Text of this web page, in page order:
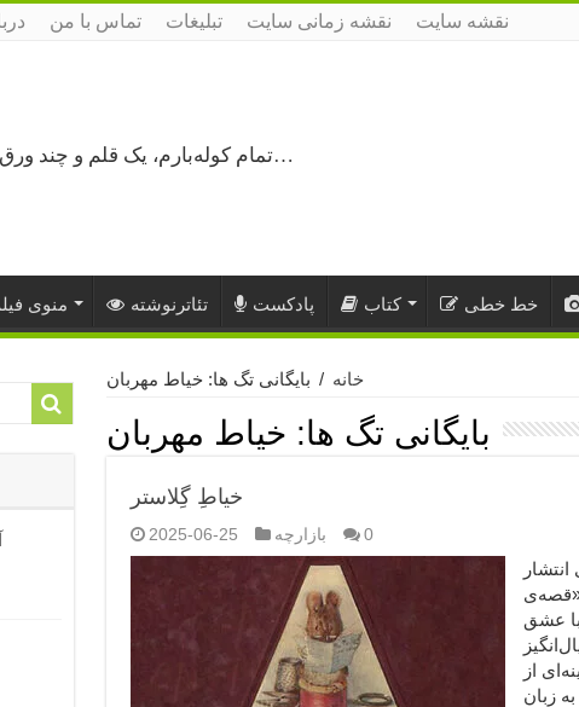
تماس با من تبلیغات نقشه زمانی سایت نقشه سایت
تمام کوله‌بارم، یک قلم و چند ورق کاغذ، می‌گذرم از هزار و یک راه نرفته…
منوی تئاترنوشته پادکست کتاب خط خطی
خانه / بایگانی تگ ها: خیاط مهربان
بایگانی تگ ها: خیاط مهربان
خیاطِ گِلاستر
2025-06-25 بازارچه 0
«قصه‌ی
با عشق
از
زبان